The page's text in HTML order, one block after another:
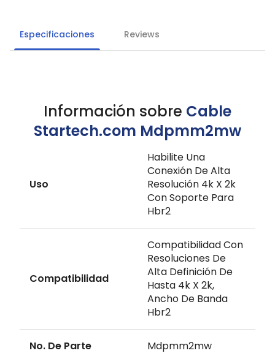
Especificaciones Reviews
Información sobre Cable
Startech.com Mdpmm2mw
Uso
Habilite Una
Conexión De Alta
Resolución 4k X 2k
Con Soporte Para
Hbr2
Compatibilidad
Compatibilidad Con
Resoluciones De
Alta Definición De
Hasta 4k X 2k,
Ancho De Banda
Hbr2
No. De Parte Mdpmm2mw